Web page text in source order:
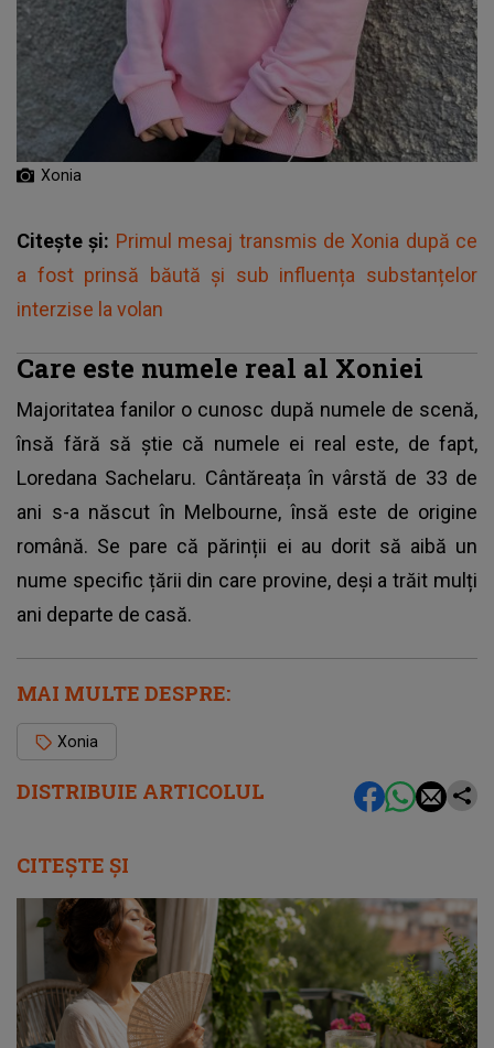
DISTRIBUIE ARTICOLUL
Xonia
Citește și: Primul mesaj transmis de Xonia după ce
a fost prinsă băută și sub influența substanțelor
interzise la volan
Care este numele real al Xoniei
Majoritatea fanilor o cunosc după numele de scenă,
însă fără să știe că numele ei real este, de fapt,
Loredana Sachelaru. Cântăreața în vârstă de 33 de
ani s-a născut în Melbourne, însă este de origine
română. Se pare că părinții ei au dorit să aibă un
nume specific țării din care provine, deși a trăit mulți
ani departe de casă.
MAI MULTE DESPRE:
Xonia
CITEȘTE ȘI